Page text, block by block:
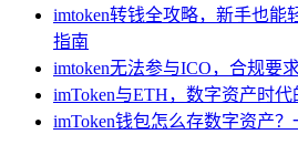
imtoken转钱全攻略，新手也能
指南
imtoken无法参与ICO，合规要
imToken与ETH，数字资产时
imToken钱包怎么存数字资产